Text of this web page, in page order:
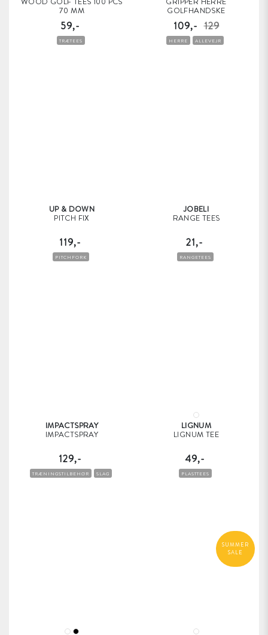
70 MM
59,-
TRÆTEES
GOLFHANDSKE
109,- 129
HERRE ALLEVEJR
UP & DOWN
PITCH FIX
119,-
PITCHFORK
JOBELI
RANGE TEES
21,-
RANGETEES
IMPACTSPRAY
IMPACTSPRAY
129,-
TRÆNINGSTILBEHØR SLAG
LIGNUM
LIGNUM TEE
49,-
PLASTTEES
SUMMER
SALE